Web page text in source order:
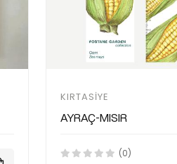
KIRTASIYE
Ayraç-Mısır
(0)